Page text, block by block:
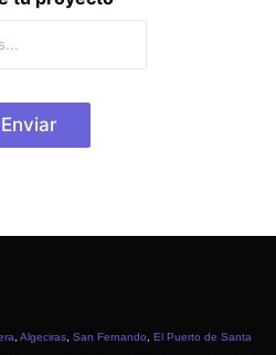
Enviar
Algeciras San Fernando El Puerto de Santa